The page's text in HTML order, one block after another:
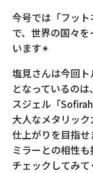
今号では「フッ
で、世界の国々
います✴︎
塩見さんは今回
となっているの
スジェル「
大人なメタリッ
仕上がりを目指
ミラーとの相性
チェックしてみ